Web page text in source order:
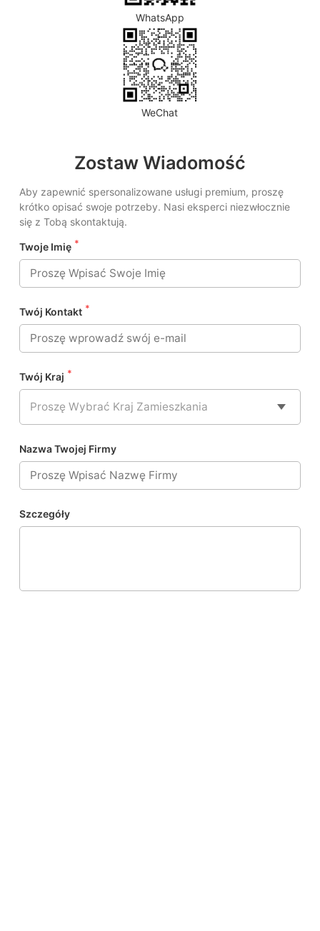
WhatsApp
WeChat
Zostaw Wiadomość
Aby zapewnić spersonalizowane usługi premium, proszę
krótko opisać swoje potrzeby. Nasi eksperci niezwłocznie
się z Tobą skontaktują.
Twoje Imię *
Twój Kontakt *
Twój Kraj *
Proszę Wybrać Kraj Zamieszkania
Nazwa Twojej Firmy
Szczegóły